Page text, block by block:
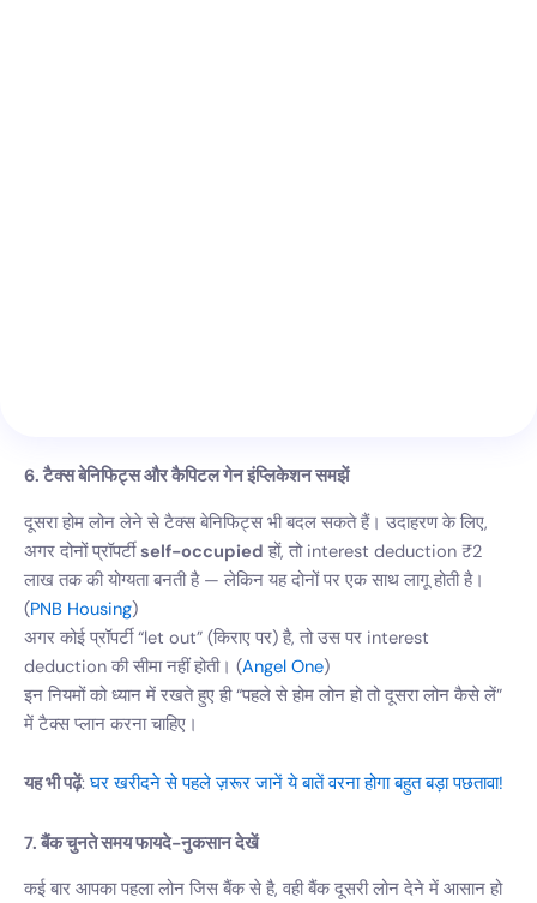
6. टैक्स बेनिफिट्स और कैपिटल गेन इंप्लिकेशन समझें
दूसरा होम लोन लेने से टैक्स बेनिफिट्स भी बदल सकते हैं। उदाहरण के लिए,
अगर दोनों प्रॉपर्टीself-occupied हों, तो interest deduction ₹2
लाख तक की योग्यता बनती है — लेकिन यह दोनों पर एक साथ लागू होती है।
(PNB Housing)
अगर कोई प्रॉपर्टी “let out” (किराए पर) है, तो उस पर interest
deduction की सीमा नहीं होती। (Angel One)
इन नियमों को ध्यान में रखते हुए ही “पहले से होम लोन हो तो दूसरा लोन कैसे लें”
में टैक्स प्लान करना चाहिए।
यह भी पढ़ें:घर खरीदने से पहले ज़रूर जानें ये बातें वरना होगा बहुत बड़ा पछतावा!
7. बैंक चुनते समय फायदे-नुकसान देखें
कई बार आपका पहला लोन जिस बैंक से है, वही बैंक दूसरी लोन देने में आसान हो